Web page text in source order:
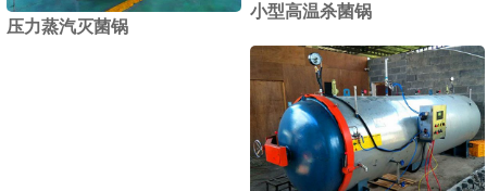
压力蒸汽灭菌锅
小型高温杀菌锅